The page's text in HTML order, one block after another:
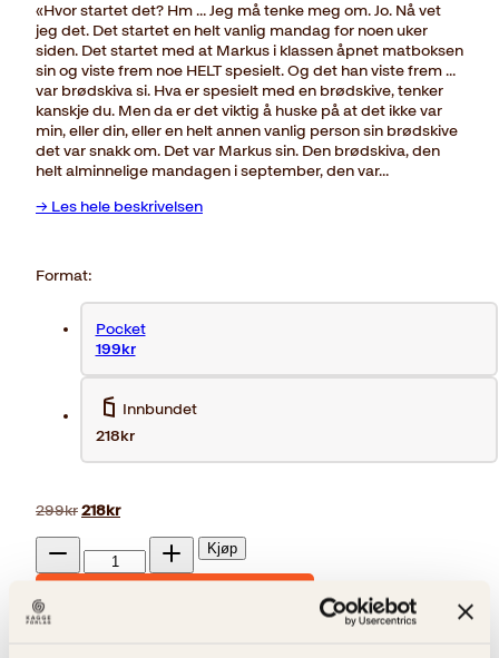
«Hvor startet det? Hm … Jeg må tenke meg om. Jo. Nå vet
jeg det. Det startet en helt vanlig mandag for noen uker
siden. Det startet med at Markus i klassen åpnet matboksen
sin og viste frem noe HELT spesielt. Og det han viste frem …
var brødskiva si. Hva er spesielt med en brødskive, tenker
kanskje du. Men da er det viktig å huske på at det ikke var
min, eller din, eller en helt annen vanlig person sin brødskive
det var snakk om. Det var Markus sin. Den brødskiva, den
helt alminnelige mandagen i september, den var…
→ Les hele beskrivelsen
Format:
Pocket
199kr
Innbundet
218kr
299krOpprinnelig
var:
299kr.
218krNåværende
er:
218kr.
Reduser
Kokkekaos
antall
Øk
Kjøp